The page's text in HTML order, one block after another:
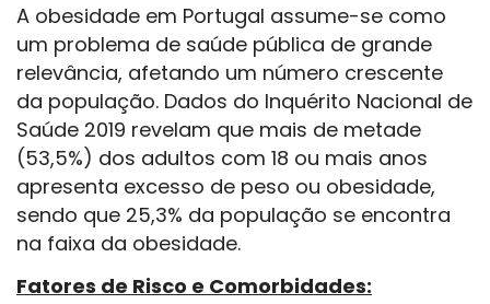
A obesidade em Portugal assume-se como
um problema de saúde pública de grande
relevância, afetando um número crescente
da população. Dados do Inquérito Nacional de
Saúde 2019 revelam que mais de metade
(53,5%) dos adultos com 18 ou mais anos
apresenta excesso de peso ou obesidade,
sendo que 25,3% da população se encontra
na faixa da obesidade.
Fatores de Risco e Comorbidades: